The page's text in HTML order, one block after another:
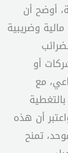
أوضح أن
وضريبية
أو
مع
أن هذه
تمنح